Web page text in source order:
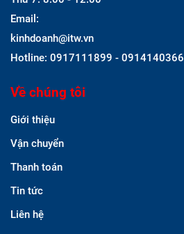
Email:
kinhdoanh@itw.vn
Hotline: 0917111899 - 0914140366
Về chúng tôi
Giới thiệu
Vận chuyển
Thanh toán
Tin tức
Liên hệ